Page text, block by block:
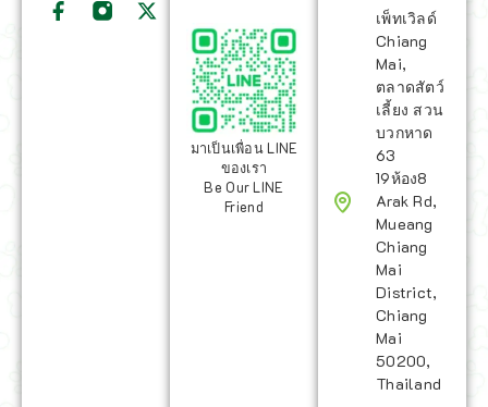
มาเป็นเพื่อน LINE
ของเรา
Be Our LINE
Friend
เพ็ทเวิลด์
Chiang
Mai,
ตลาดสัตว์
เลี้ยง สวน
บวกหาด
63
19ห้อง8
Arak Rd,
Mueang
Chiang
Mai
District,
Chiang
Mai
50200,
Thailand